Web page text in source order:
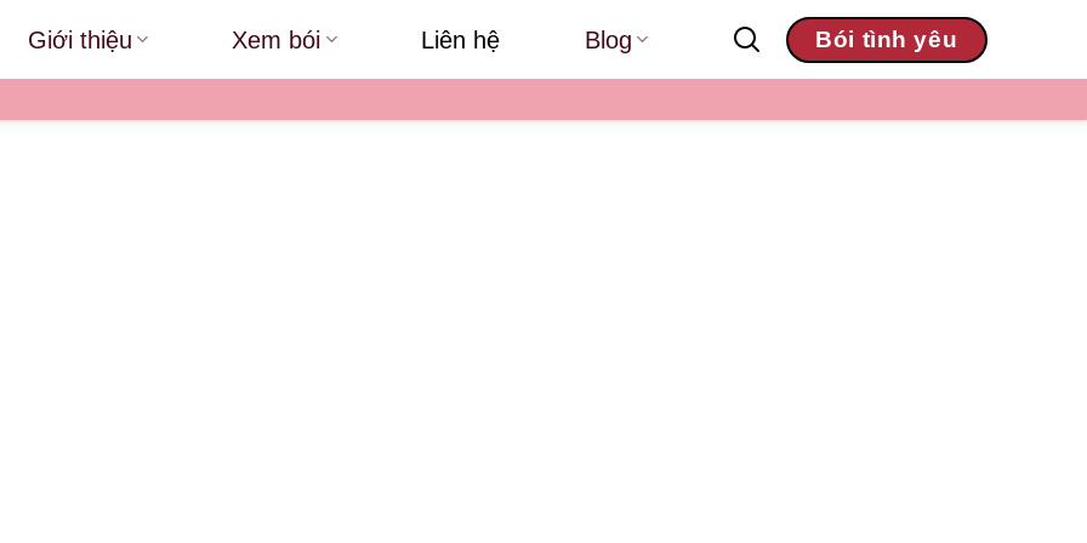
Giới thiệu Xem bói Liên hệ Blog Bói tình yêu